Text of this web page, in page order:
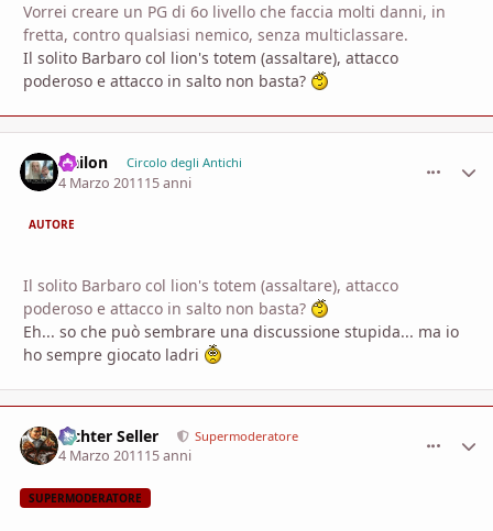
Vorrei creare un PG di 6o livello che faccia molti danni, in
fretta, contro qualsiasi nemico, senza multiclassare.
Il solito Barbaro col lion's totem (assaltare), attacco
poderoso e attacco in salto non basta?
Nailon Circolo degli Antichi
4 Marzo 201115 anni
AUTORE
Il solito Barbaro col lion's totem (assaltare), attacco
poderoso e attacco in salto non basta?
Eh... so che può sembrare una discussione stupida... ma io
ho sempre giocato ladri
Richter Seller Supermoderatore
4 Marzo 201115 anni
SUPERMODERATORE